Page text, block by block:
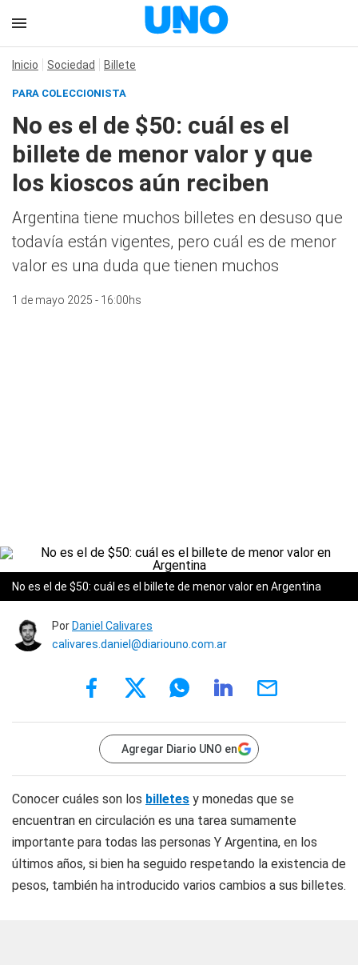
Inicio Sociedad Billete
PARA COLECCIONISTA
No es el de $50: cuál es el
billete de menor valor y que
los kioscos aún reciben
Argentina tiene muchos billetes en desuso que
todavía están vigentes, pero cuál es de menor
valor es una duda que tienen muchos
1 de mayo 2025 - 16:00hs
No es el de $50: cuál es el billete de menor valor en Argentina
Por Daniel Calivares
calivares.daniel@diariouno.com.ar
Agregar Diario UNO en
Conocer cuáles son los billetes y monedas que se
encuentran en circulación es una tarea sumamente
importante para todas las personas Y Argentina, en los
últimos años, si bien ha seguido respetando la existencia de
pesos, también ha introducido varios cambios a sus billetes.